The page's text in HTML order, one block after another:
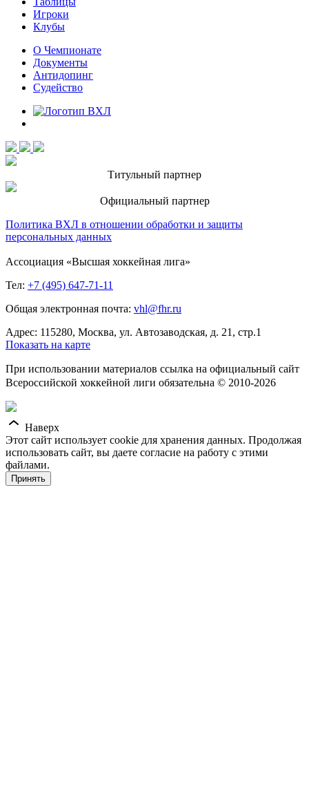
Игроки
Клубы
О Чемпионате
Документы
Антидопинг
Судейство
Титульный партнер
Официальный партнер
Политика ВХЛ в отношении обработки и защиты
персональных данных
Ассоциация «Высшая хоккейная лига»
Тел: +7 (495) 647-71-11
Общая электронная почта: vhl@fhr.ru
Адрес: 115280, Москва, ул. Автозаводская, д. 21, стр.1
Показать на карте
При использовании материалов ссылка на официальный сайт
Всероссийской хоккейной лиги обязательна © 2010-2026
Наверх
Этот сайт использует cookie для хранения данных. Продолжая
использовать сайт, вы даете согласие на работу с этими
файлами.
Принять